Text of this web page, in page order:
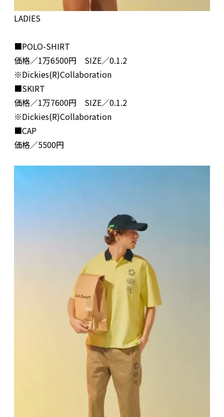
LADIES
■POLO-SHIRT
価格／1万6500円 SIZE／0.1.2
※Dickies(R)Collaboration
■SKIRT
価格／1万7600円 SIZE／0.1.2
※Dickies(R)Collaboration
■CAP
価格／5500円